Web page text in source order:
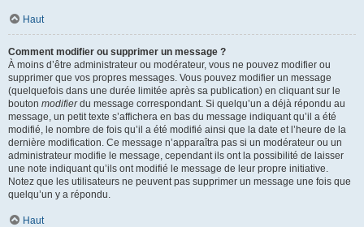
Haut
Comment modifier ou supprimer un message ?
À moins d’être administrateur ou modérateur, vous ne pouvez modifier ou
supprimer que vos propres messages. Vous pouvez modifier un message
(quelquefois dans une durée limitée après sa publication) en cliquant sur le
bouton modifierdu message correspondant. Si quelqu’un a déjà répondu au
message, un petit texte s’affichera en bas du message indiquant qu’il a été
modifié, le nombre de fois qu’il a été modifié ainsi que la date et l’heure de la
dernière modification. Ce message n’apparaîtra pas si un modérateur ou un
administrateur modifie le message, cependant ils ont la possibilité de laisser
une note indiquant qu’ils ont modifié le message de leur propre initiative.
Notez que les utilisateurs ne peuvent pas supprimer un message une fois que
quelqu’un y a répondu.
Haut